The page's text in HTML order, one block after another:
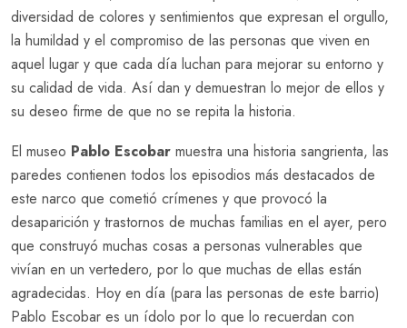
diversidad de colores y sentimientos que expresan el orgullo,
la humildad y el compromiso de las personas que viven en
aquel lugar y que cada día luchan para mejorar su entorno y
su calidad de vida. Así dan y demuestran lo mejor de ellos y
su deseo firme de que no se repita la historia.
El museo Pablo Escobar muestra una historia sangrienta, las
paredes contienen todos los episodios más destacados de
este narco que cometió crímenes y que provocó la
desaparición y trastornos de muchas familias en el ayer, pero
que construyó muchas cosas a personas vulnerables que
vivían en un vertedero, por lo que muchas de ellas están
agradecidas. Hoy en día (para las personas de este barrio)
Pablo Escobar es un ídolo por lo que lo recuerdan con